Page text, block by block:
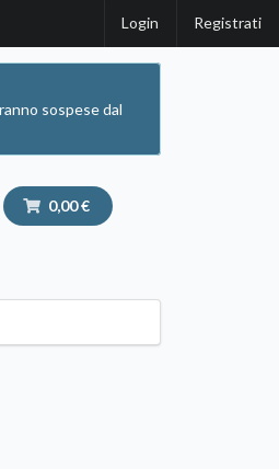
Login Registrati
sospese dal
0,00 €